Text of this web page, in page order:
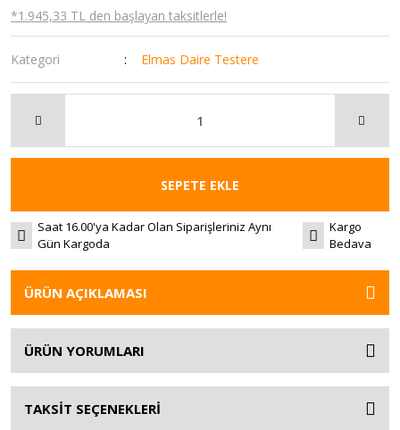
*1.945,33 TL den başlayan taksitlerle!
Kategori Elmas Daire Testere
SEPETE EKLE
Saat 16.00'ya Kadar Olan Siparişleriniz Aynı
Gün Kargoda
Kargo
Bedava
ÜRÜN AÇIKLAMASI
ÜRÜN YORUMLARI
TAKSİT SEÇENEKLERİ